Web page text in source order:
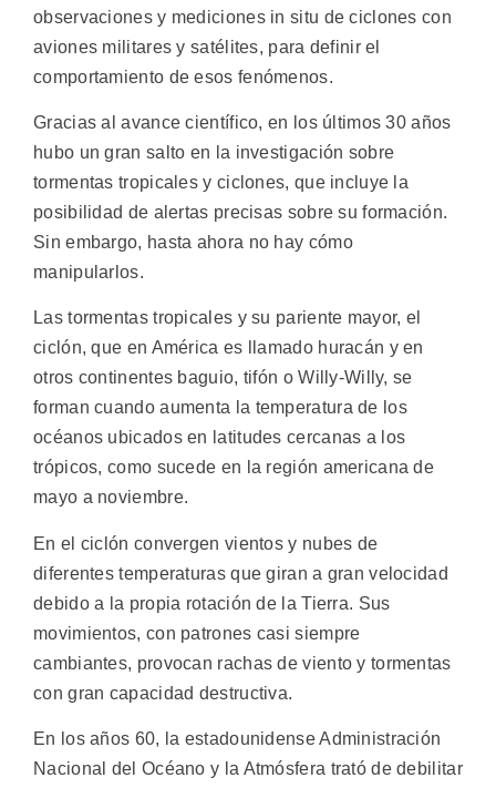
observaciones y mediciones in situ de ciclones con
aviones militares y satélites, para definir el
comportamiento de esos fenómenos.
Gracias al avance científico, en los últimos 30 años
hubo un gran salto en la investigación sobre
tormentas tropicales y ciclones, que incluye la
posibilidad de alertas precisas sobre su formación.
Sin embargo, hasta ahora no hay cómo
manipularlos.
Las tormentas tropicales y su pariente mayor, el
ciclón, que en América es llamado huracán y en
otros continentes baguio, tifón o Willy-Willy, se
forman cuando aumenta la temperatura de los
océanos ubicados en latitudes cercanas a los
trópicos, como sucede en la región americana de
mayo a noviembre.
En el ciclón convergen vientos y nubes de
diferentes temperaturas que giran a gran velocidad
debido a la propia rotación de la Tierra. Sus
movimientos, con patrones casi siempre
cambiantes, provocan rachas de viento y tormentas
con gran capacidad destructiva.
En los años 60, la estadounidense Administración
Nacional del Océano y la Atmósfera trató de debilitar